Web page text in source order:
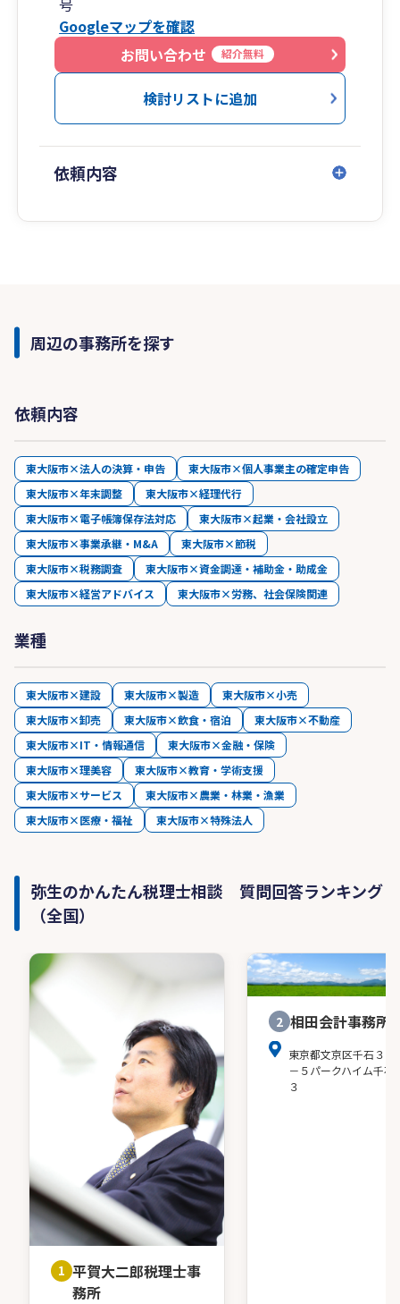
Googleマップを確認
お問い合わせ
紹介無料
検討リストに追加
依頼内容
周辺の事務所を探す
依頼内容
東大阪市×法人の決算・申告
東大阪市×個人事業主の確定申告
東大阪市×年末調整
東大阪市×経理代行
東大阪市×電子帳簿保存法対応
東大阪市×起業・会社設立
東大阪市×事業承継・M&A
東大阪市×節税
東大阪市×税務調査
東大阪市×資金調達・補助金・助成金
東大阪市×経営アドバイス
東大阪市×労務、社会保険関連
業種
東大阪市×建設 東大阪市×製造
東大阪市×小売
東大阪市×卸売
東大阪市×飲食・宿泊
東大阪市×不動産
東大阪市×IT・情報通信
東大阪市×金融・保険
東大阪市×理美容
東大阪市×教育・学術支援
東大阪市×サービス
東大阪市×農業・林業・漁業
東大阪市×医療・福祉
東大阪市×特殊法人
弥生のかんたん税理士相談 質問回答ランキング
（全国）
1 平賀大二郎税理士事
務所
2 相田会計事務所
東京都文京区千石３－
－５パークハイム千石
３